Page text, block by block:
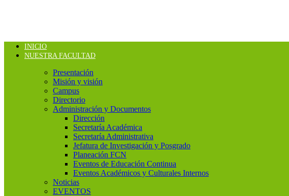
INICIO
NUESTRA FACULTAD
Presentación
Misión y visión
Campus
Directorio
Administración y Documentos
Dirección
Secretaría Académica
Secretaría Administrativa
Jefatura de Investigación y Posgrado
Planeación FCN
Eventos de Educación Continua
Eventos Académicos y Culturales Internos
Noticias
EVENTOS